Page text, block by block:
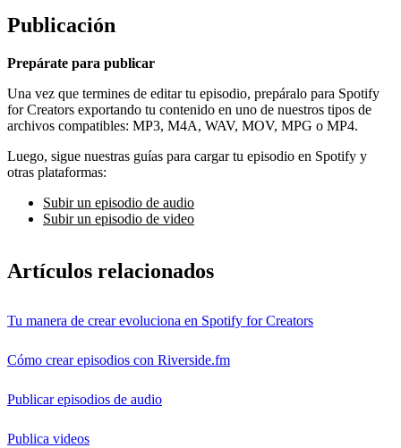
Publicación
Prepárate para publicar
Una vez que termines de editar tu episodio, prepáralo para Spotify
for Creators exportando tu contenido en uno de nuestros tipos de
archivos compatibles: MP3, M4A, WAV, MOV, MPG o MP4.
Luego, sigue nuestras guías para cargar tu episodio en Spotify y
otras plataformas:
Subir un episodio de audio
Subir un episodio de video
Artículos relacionados
Tu manera de crear evoluciona en Spotify for Creators
Cómo crear episodios con Riverside.fm
Publicar episodios de audio
Publica videos